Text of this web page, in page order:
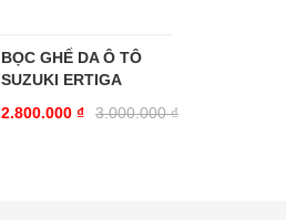
BỌC GHẾ DA Ô TÔ
SUZUKI ERTIGA
3.000.000₫
2.800.000 ₫